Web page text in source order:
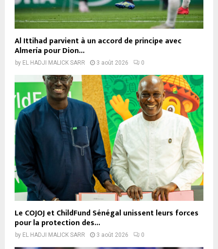
Al Ittihad parvient à un accord de principe avec
Almería pour Dion...
by EL HADJI MALICK SARR 3 août 2026 0
Le COJOJ et ChildFund Sénégal unissent leurs forces
pour la protection des...
by EL HADJI MALICK SARR 3 août 2026 0